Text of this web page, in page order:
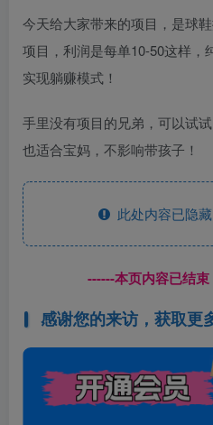
今天给大家带来的项目，是球
项目，利润是每单10-50这样，
实现躺赚模式！
手里没有项目的兄弟，可以试
也适合宝妈，不影响带孩子！
此处内容已隐
------本页内容已结
感谢您的来访，获取更